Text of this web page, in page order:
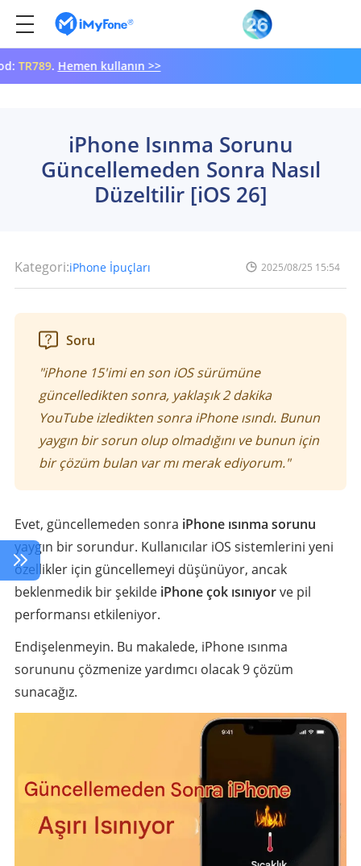
.Hemen kullanın >>
iPhone Isınma Sorunu
Güncellemeden Sonra Nasıl
Düzeltilir [iOS 26]
Kategori:iPhone İpuçları 2025/08/25 15:54
Soru
"iPhone 15'imi en son iOS sürümüne
güncelledikten sonra, yaklaşık 2 dakika
YouTube izledikten sonra iPhone ısındı. Bunun
yaygın bir sorun olup olmadığını ve bunun için
bir çözüm bulan var mı merak ediyorum."
Evet, güncellemeden sonra iPhone ısınma sorunu
yaygın bir sorundur. Kullanıcılar iOS sistemlerini yeni
özellikler için güncellemeyi düşünüyor, ancak
beklenmedik bir şekilde iPhone çok ısınıyorve pil
performansı etkileniyor.
Endişelenmeyin. Bu makalede, iPhone ısınma
sorununu çözmenize yardımcı olacak 9 çözüm
sunacağız.